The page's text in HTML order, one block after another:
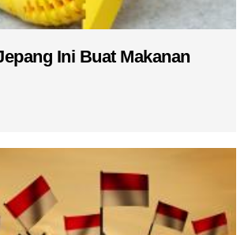
Ini Buat Makanan